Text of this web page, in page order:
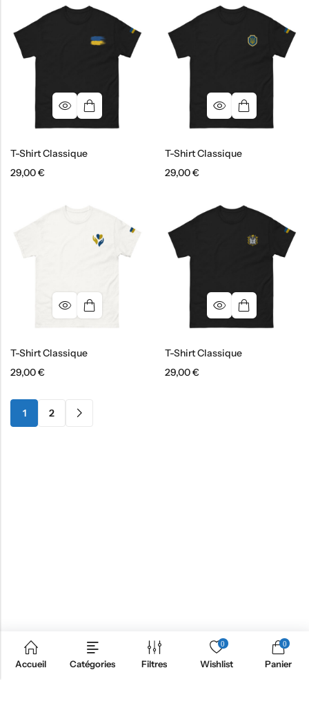
T-Shirt Classique
29,00€
T-Shirt Classique
29,00€
T-Shirt Classique
29,00€
T-Shirt Classique
29,00€
1 2
Accueil Catégories Filtres
0
Wishlist
0
Panier